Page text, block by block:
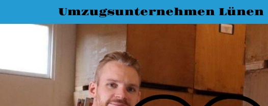
Umzugsunternehmen Lünen